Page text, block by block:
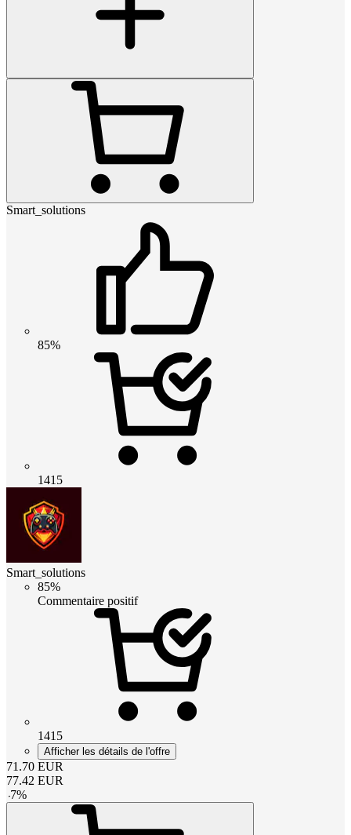
Smart_solutions
85%
1415
Smart_solutions
85%
Commentaire positif
1415
Afficher les détails de l'offre
71.70 EUR
77.42 EUR
-7%